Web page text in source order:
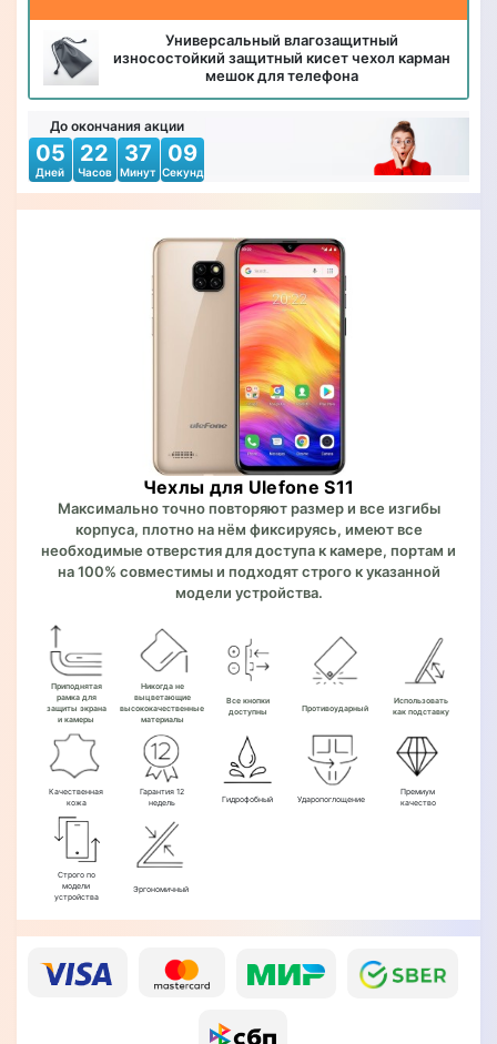
Универсальный влагозащитный
износостойкий защитный кисет чехол карман
мешок для телефона
До окончания акции
05
Дней
22
Часов
37
Минут
07
Секунд
Чехлы для Ulefone S11
Максимально точно повторяют размер и все изгибы
корпуса, плотно на нём фиксируясь, имеют все
необходимые отверстия для доступа к камере, портам и
на 100% совместимы и подходят строго к указанной
модели устройства.
Приподнятая
рамка для
защиты экрана
и камеры
Никогда не
выцветающие
высококачественные
материалы
Все кнопки
доступны
Противоударный
Использовать
как подставку
Качественная
кожа
Гарантия 12
недель
Гидрофобный Ударопоглощение
Премиум
качество
Строго по
модели
устройства
Эргономичный